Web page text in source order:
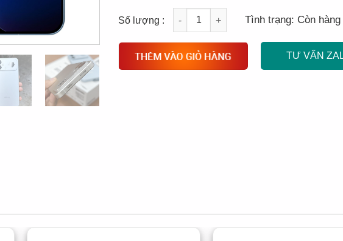
Quantity
Tình trạng: Còn hàng
TƯ VẤN